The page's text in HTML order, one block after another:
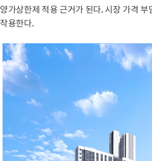
양가상한제 적용 근거가 된다. 시장 가격
작용한다.